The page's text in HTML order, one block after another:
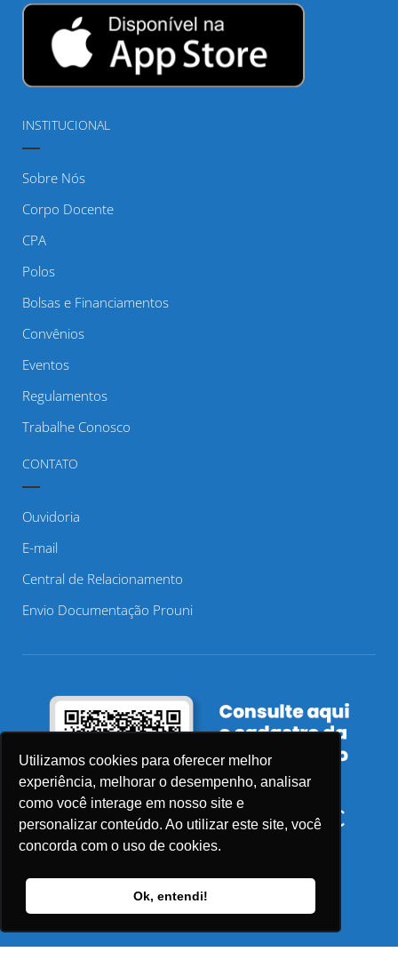
Utilizamos cookies para oferecer melhor
experiência, melhorar o desempenho, analisar
como você interage em nosso site e
personalizar conteúdo. Ao utilizar este site, você
concorda com o uso de cookies.
Ok, entendi!
INSTITUCIONAL
Sobre Nós
Corpo Docente
CPA
Polos
Bolsas e Financiamentos
Convênios
Eventos
Regulamentos
Trabalhe Conosco
CONTATO
Ouvidoria
E-mail
Central de Relacionamento
Envio Documentação Prouni